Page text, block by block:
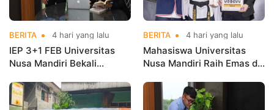
BERITA 4 hari yang lalu
IEP 3+1 FEB Universitas
Nusa Mandiri Bekali
Kerja Sebelum Lulus
BERITA 4 hari yang lalu
Mahasiswa Universitas
Nusa Mandiri Raih Emas di
Indonesia Open
Championships 2026